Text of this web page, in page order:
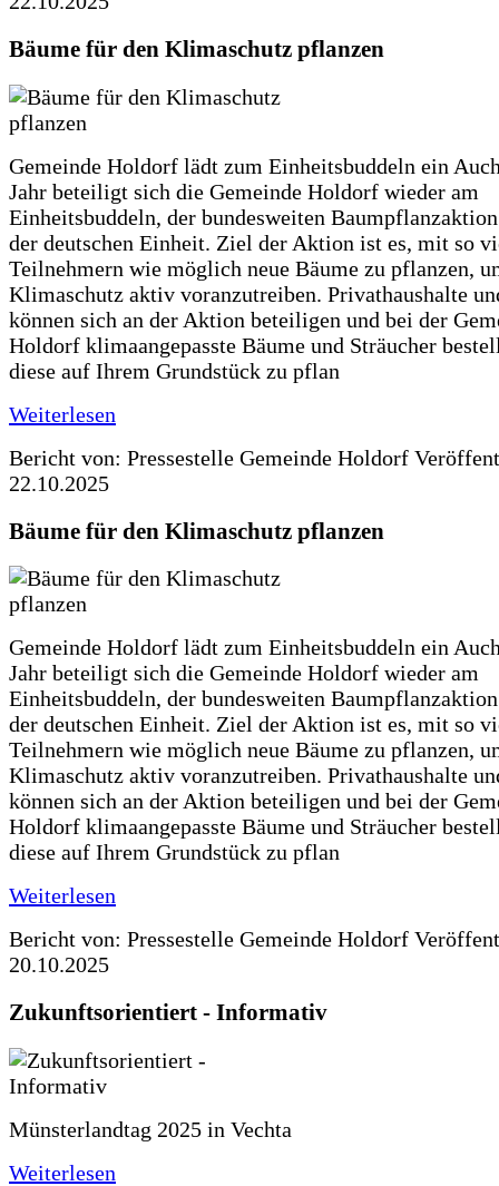
Bäume für den Klimaschutz pflanzen
Gemeinde Holdorf lädt zum Einheitsbuddeln ein
Jahr beteiligt sich die Gemeinde Holdorf wieder am
Einheitsbuddeln, der bundesweiten
der deutschen Einheit. Ziel der Aktion ist es, mit so
Teilnehmern wie möglich neue Bäume zu pflanzen,
Klimaschutz aktiv voranzutreiben. Privathaushalte
können sich an der Aktion beteiligen und bei der
Holdorf klimaangepasste Bäume und Sträucher
diese auf Ihrem Grundstück zu pflan
Weiterlesen
Bericht von: Pressestelle Gemeinde Holdorf
22.10.2025
Bäume für den Klimaschutz pflanzen
Gemeinde Holdorf lädt zum Einheitsbuddeln ein
Jahr beteiligt sich die Gemeinde Holdorf wieder am
Einheitsbuddeln, der bundesweiten
der deutschen Einheit. Ziel der Aktion ist es, mit so
Teilnehmern wie möglich neue Bäume zu pflanzen,
Klimaschutz aktiv voranzutreiben. Privathaushalte
können sich an der Aktion beteiligen und bei der
Holdorf klimaangepasste Bäume und Sträucher
diese auf Ihrem Grundstück zu pflan
Weiterlesen
Bericht von: Pressestelle Gemeinde Holdorf
20.10.2025
Zukunftsorientiert - Informativ
Münsterlandtag 2025 in Vechta
Weiterlesen